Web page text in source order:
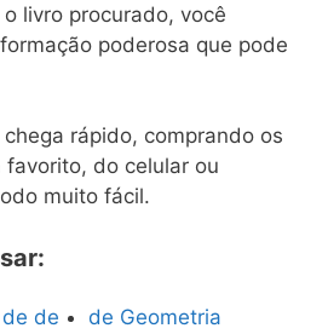
livro procurado, você
poderosa que pode
rápido, comprando os
do celular ou
muito fácil.
de
de Geometria